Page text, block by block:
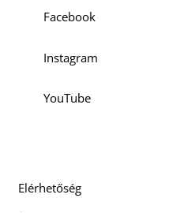
Facebook
Instagram
YouTube
Elérhetőség